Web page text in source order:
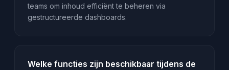
teams om inhoud efficiënt te beheren via
gestructureerde dashboards.
Welke functies zijn beschikbaar tijdens de